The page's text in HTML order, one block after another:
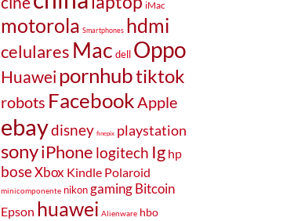
iMac
motorola Smartphones hdmi
celulares Mac dell Oppo
Huawei pornhubtiktok
robots FacebookApple
ebaydisney finepix playstation
sonyiPhone logitech Ig hp
boseXbox Kindle Polaroid
minicomponente nikon gamingBitcoin
Epson huawei Alienware hbo